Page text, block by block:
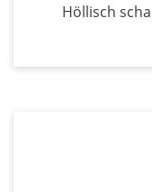
Höllisch